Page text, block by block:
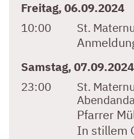
Freitag, 06.09.2024
10:00
St.
Samstag, 07.09.2024
23:00
St.
Pfarrer
In stillem